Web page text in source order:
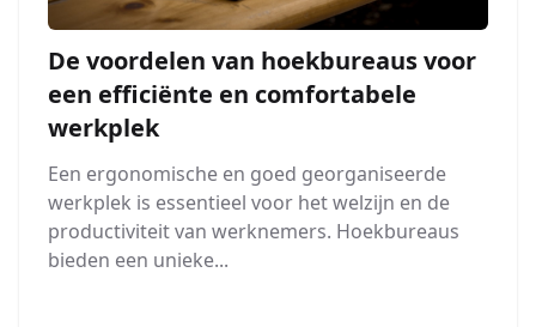
De voordelen van hoekbureaus voor
een efficiënte en comfortabele
werkplek
Een ergonomische en goed georganiseerde
werkplek is essentieel voor het welzijn en de
productiviteit van werknemers. Hoekbureaus
bieden een unieke...